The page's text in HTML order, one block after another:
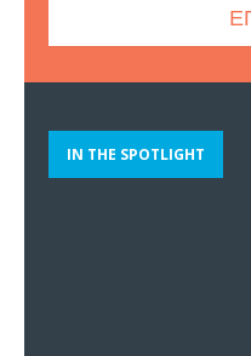
IN THE SPOTLIGHT